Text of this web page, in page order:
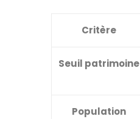
Critère
Seuil patrimoine
Population